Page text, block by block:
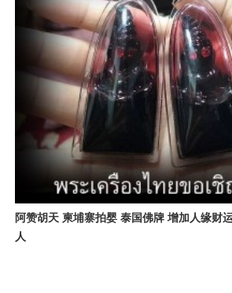
阿赞胡天 柬埔寨拍婴 泰国佛牌 增加人缘财
人